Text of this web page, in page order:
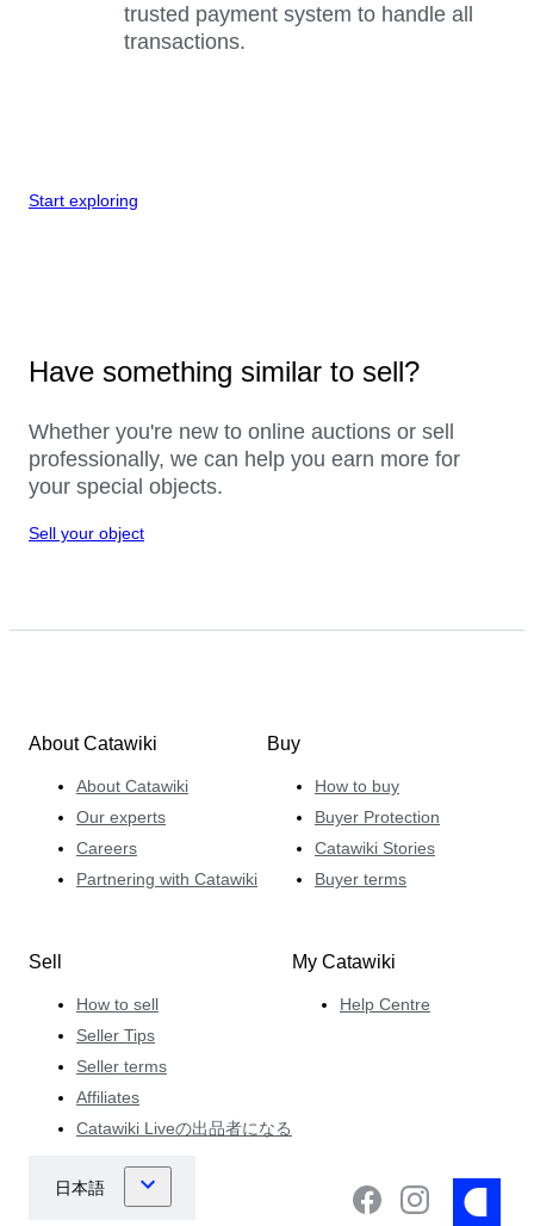
trusted payment system to handle all
transactions.
Start exploring
Have something similar to sell?
Whether you're new to online auctions or sell
professionally, we can help you earn more for
your special objects.
Sell your object
About Catawiki
About Catawiki
Our experts
Careers
Partnering with Catawiki
Buy
How to buy
Buyer Protection
Catawiki Stories
Buyer terms
Sell
How to sell
Seller Tips
Seller terms
Affiliates
Catawiki Liveの出品者になる
My Catawiki
Help Centre